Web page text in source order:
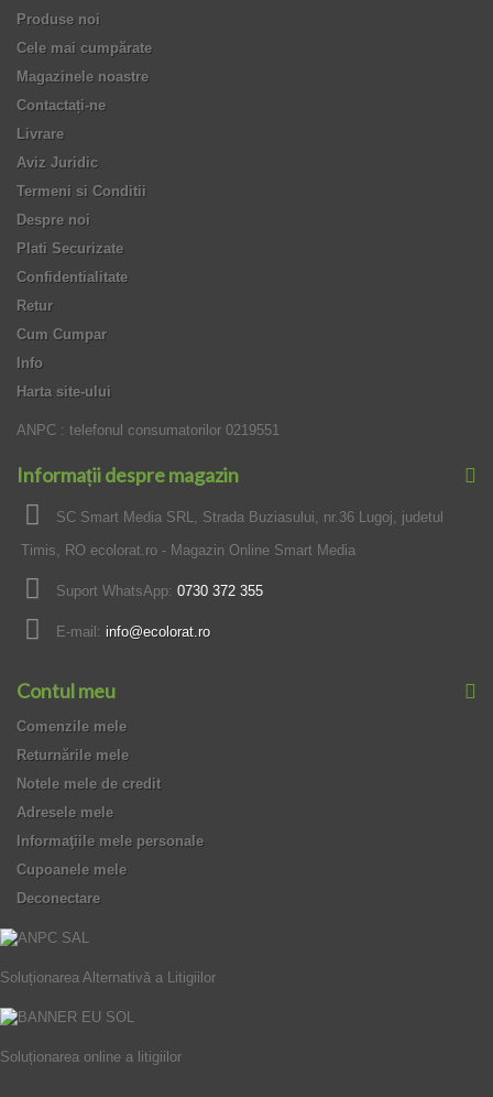
Produse noi
Cele mai cumpărate
Magazinele noastre
Contactați-ne
Livrare
Aviz Juridic
Termeni si Conditii
Despre noi
Plati Securizate
Confidentialitate
Retur
Cum Cumpar
Info
Harta site-ului
ANPC : telefonul consumatorilor 0219551
Informații despre magazin
SC Smart Media SRL, Strada Buziasului, nr.36 Lugoj, judetul
Timis, RO ecolorat.ro - Magazin Online Smart Media
Suport WhatsApp: 0730 372 355
E-mail: info@ecolorat.ro
Contul meu
Comenzile mele
Returnările mele
Notele mele de credit
Adresele mele
Informaţiile mele personale
Cupoanele mele
Deconectare
Soluționarea Alternativă a Litigiilor
Soluționarea online a litigiilor